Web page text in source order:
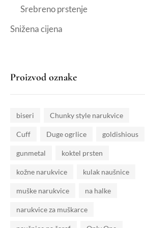
Srebreno prstenje
Snižena cijena
Proizvod oznake
biseri Chunky style narukvice
Cuff Duge ogrlice goldishious
gunmetal koktel prsten
kožne narukvice kulak naušnice
muške narukvice na halke
narukvice za muškarce